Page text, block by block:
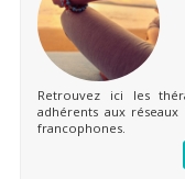
Retrouvez ici les
adhérents aux
francophones.